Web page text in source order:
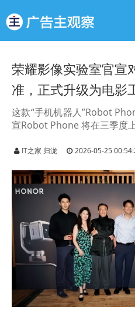
荣耀影像实验室官宣
准，正式升级为电影
这款“手机机器人”Robot
宣Robot Phone 将在三季度上
IT之家 归泷 2026-05-25